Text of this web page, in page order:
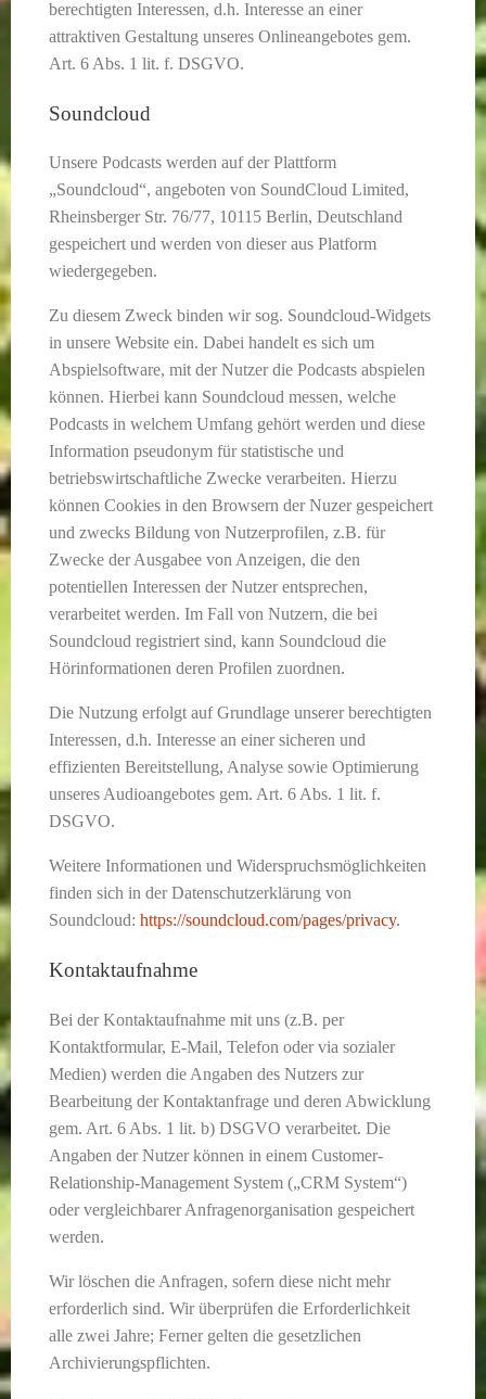
berechtigten Interessen, d.h. Interesse an einer
attraktiven Gestaltung unseres Onlineangebotes gem.
Art. 6 Abs. 1 lit. f. DSGVO.
Soundcloud
Unsere Podcasts werden auf der Plattform
„Soundcloud“, angeboten von SoundCloud Limited,
Rheinsberger Str. 76/77, 10115 Berlin, Deutschland
gespeichert und werden von dieser aus Platform
wiedergegeben.
Zu diesem Zweck binden wir sog. Soundcloud-Widgets
in unsere Website ein. Dabei handelt es sich um
Abspielsoftware, mit der Nutzer die Podcasts abspielen
können. Hierbei kann Soundcloud messen, welche
Podcasts in welchem Umfang gehört werden und diese
Information pseudonym für statistische und
betriebswirtschaftliche Zwecke verarbeiten. Hierzu
können Cookies in den Browsern der Nuzer gespeichert
und zwecks Bildung von Nutzerprofilen, z.B. für
Zwecke der Ausgabee von Anzeigen, die den
potentiellen Interessen der Nutzer entsprechen,
verarbeitet werden. Im Fall von Nutzern, die bei
Soundcloud registriert sind, kann Soundcloud die
Hörinformationen deren Profilen zuordnen.
Die Nutzung erfolgt auf Grundlage unserer berechtigten
Interessen, d.h. Interesse an einer sicheren und
effizienten Bereitstellung, Analyse sowie Optimierung
unseres Audioangebotes gem. Art. 6 Abs. 1 lit. f.
DSGVO.
Weitere Informationen und Widerspruchsmöglichkeiten
finden sich in der Datenschutzerklärung von
Soundcloud: https://soundcloud.com/pages/privacy.
Kontaktaufnahme
Bei der Kontaktaufnahme mit uns (z.B. per
Kontaktformular, E-Mail, Telefon oder via sozialer
Medien) werden die Angaben des Nutzers zur
Bearbeitung der Kontaktanfrage und deren Abwicklung
gem. Art. 6 Abs. 1 lit. b) DSGVO verarbeitet. Die
Angaben der Nutzer können in einem Customer-
Relationship-Management System („CRM System“)
oder vergleichbarer Anfragenorganisation gespeichert
werden.
Wir löschen die Anfragen, sofern diese nicht mehr
erforderlich sind. Wir überprüfen die Erforderlichkeit
alle zwei Jahre; Ferner gelten die gesetzlichen
Archivierungspflichten.